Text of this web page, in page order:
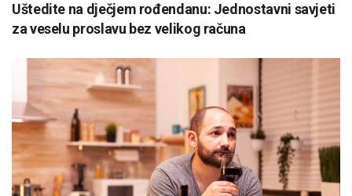
Uštedite na dječjem rođendanu: Jednostavni savjeti
za veselu proslavu bez velikog računa